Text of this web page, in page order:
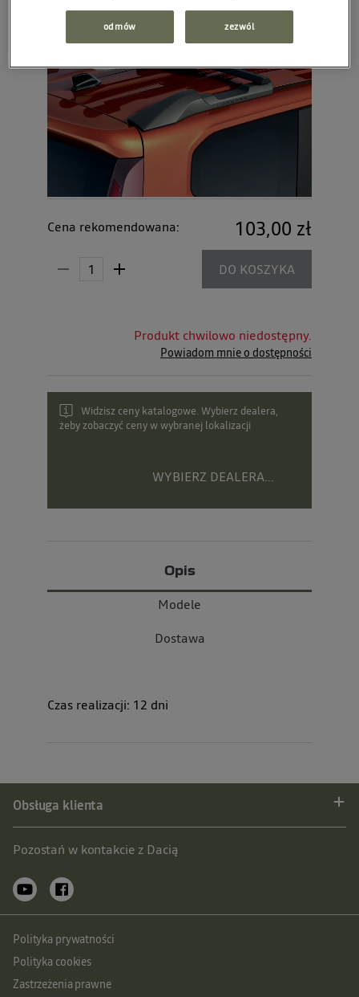
Cena rekomendowana: 103,00 zł
DO KOSZYKA
Produkt chwilowo niedostępny.
Powiadom mnie o dostępności
Widzisz ceny katalogowe. Wybierz dealera,
żeby zobaczyć ceny w wybranej lokalizacji
WYBIERZ DEALERA...
Opis
Modele
Dostawa
Czas realizacji: 12 dni
Obsługa klienta
Pozostań w kontakcie z Dacią
Polityka prywatności
Polityka cookies
Zastrzeżenia prawne
odmów zezwól